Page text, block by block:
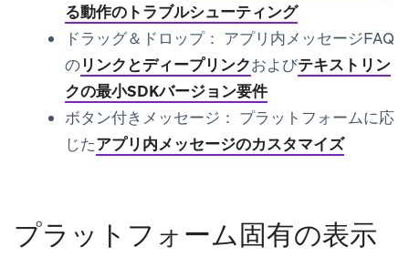
る動作のトラブルシューティング
ドラッグ＆ドロップ： アプリ内メッセージFAQ
のリンクとディープリンクおよびテキストリン
クの最小SDKバージョン要件
ボタン付きメッセージ： プラットフォームに応
じたアプリ内メッセージのカスタマイズ
プラットフォーム固有の表示